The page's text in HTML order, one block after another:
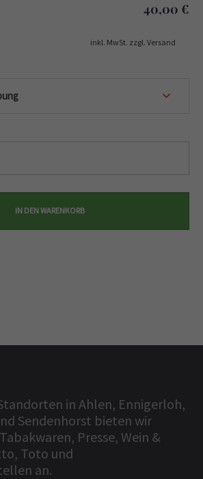
40,00 €
inkl. MwSt. zzgl. Versand
in Ahlen, Ennigerloh,
Sendenhorst bieten wir
Presse, Wein &
Toto und
an.